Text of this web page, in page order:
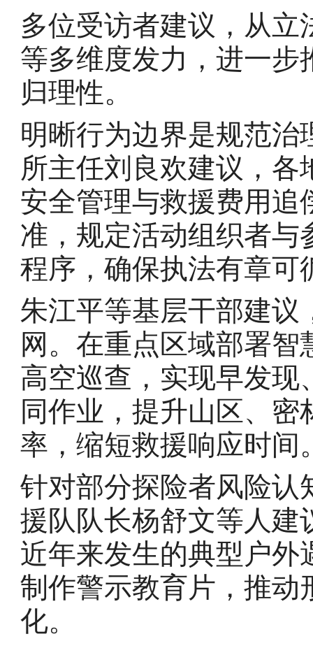
多位受访者建议，从
等多维度发力，进一步
归理性。
明晰行为边界是规范
所主任刘良欢建议，各
安全管理与救援费用追
准，规定活动组织者与
程序，确保执法有章可
朱江平等基层干部建议
网。在重点区域部署
高空巡查，实现早发现
同作业，提升山区、
率，缩短救援响应时间
针对部分探险者风险认
援队队长杨舒文等人建
近年来发生的典型户外
制作警示教育片，推动
化。